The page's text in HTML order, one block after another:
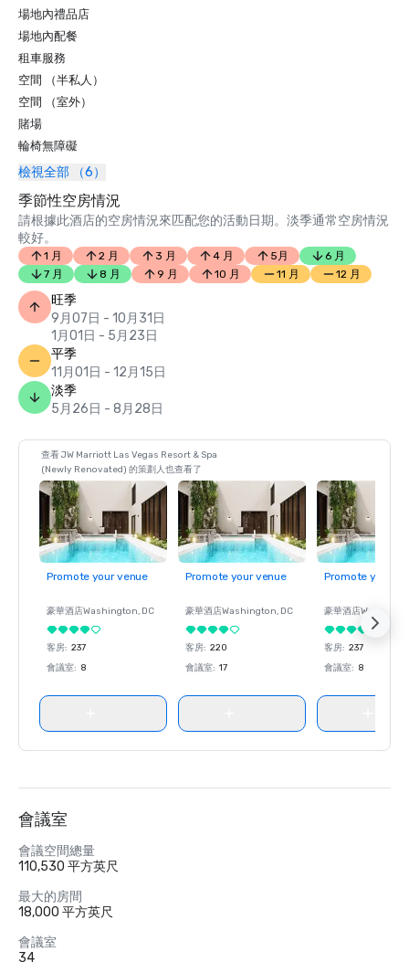
場地內禮品店
場地內配餐
租車服務
空間 （半私人）
空間 （室外）
賭場
輪椅無障礙
檢視全部 （6）
季節性空房情況
請根據此酒店的空房情況來匹配您的活動日期。淡季通常空房情況
較好。
1 月 2 月 3 月 4 月 5月
6 月
7 月
8 月 9 月 10 月 11 月 12 月
旺季
9月07日 - 10月31日
1月01日 - 5月23日
平季
11月01日 - 12月15日
淡季
5月26日 - 8月28日
查看 JW Marriott Las Vegas Resort & Spa
(Newly Renovated) 的策劃人也查看了
Promote your venue
豪華酒店Washington, DC
客房: 237
會議室: 8
Promote your venue
豪華酒店Washington, DC
客房: 220
會議室: 17
Promote your
豪華酒店
客房: 237
會議室: 8
會議室
會議空間總量
110,530 平方英尺
最大的房間
18,000 平方英尺
會議室
34